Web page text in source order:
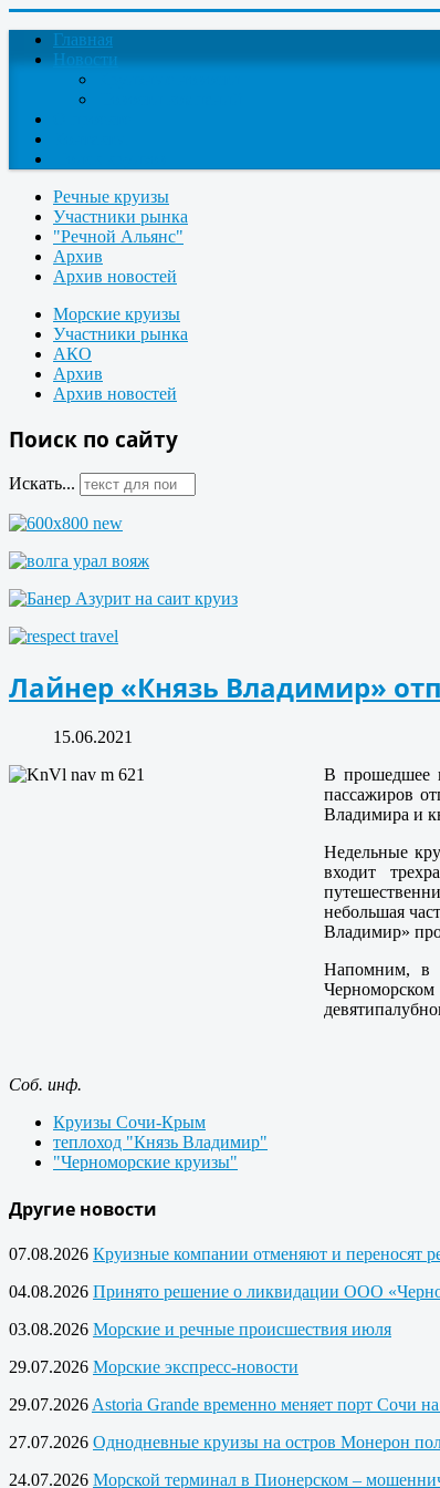
Главная
Новости
Речные круизы
Участники рынка
"Речной Альянс"
Архив
Архив новостей
Морские круизы
Участники рынка
АКО
Архив
Архив новостей
Поиск по сайту
Искать...
Лайнер «Князь Владимир»
15.06.2021
В прошедшее
пассажиров
Владимира и
Недельные
входит
небольшая
Владимир»
Напомним, в
Соб. инф.
Круизы Сочи-Крым
теплоход "Князь Владимир"
"Черноморские круизы"
Другие новости
07.08.2026 Круизные компании отменяют и переносят
04.08.2026 Принято решение о ликвидации ООО
03.08.2026 Морские и речные происшествия июля
29.07.2026 Морские экспресс-новости
29.07.2026 Astoria Grande временно меняет порт Сочи
27.07.2026 Однодневные круизы на остров Монерон
24.07.2026 Морской терминал в Пионерском –